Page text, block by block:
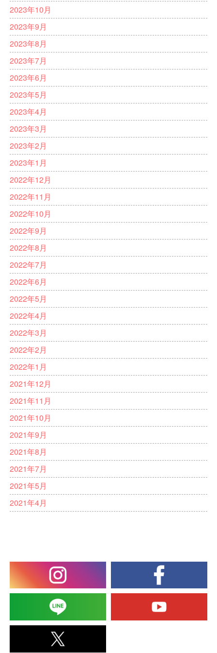
2023年10月
2023年9月
2023年8月
2023年7月
2023年6月
2023年5月
2023年4月
2023年3月
2023年2月
2023年1月
2022年12月
2022年11月
2022年10月
2022年9月
2022年8月
2022年7月
2022年6月
2022年5月
2022年4月
2022年3月
2022年2月
2022年1月
2021年12月
2021年11月
2021年10月
2021年9月
2021年8月
2021年7月
2021年5月
2021年4月